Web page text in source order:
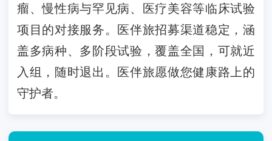
瘤、慢性病与罕见病、医疗美容等临床试验
项目的对接服务。医伴旅招募渠道稳定，涵
盖多病种、多阶段试验，覆盖全国，可就近
入组，随时退出。医伴旅愿做您健康路上的
守护者。